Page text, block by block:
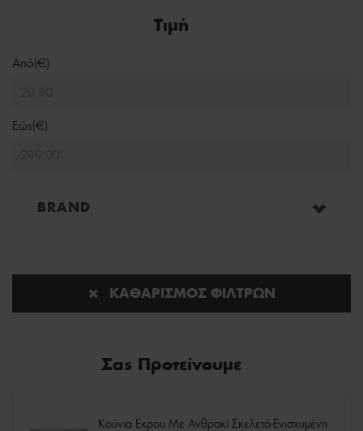
Τιμή
Από (€)
Εώς (€)
BRAND
ΚΑΘΑΡΙΣΜΌΣ ΦΊΛΤΡΩΝ
Σας Προτείνουμε
Κούνια Εκρου Με Ανθρακί Σκελετό-Ενισχυμένη